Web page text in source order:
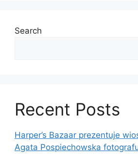
Search
Recent Posts
Harper’s Bazaar prezentuje
Agata Pospiechowska